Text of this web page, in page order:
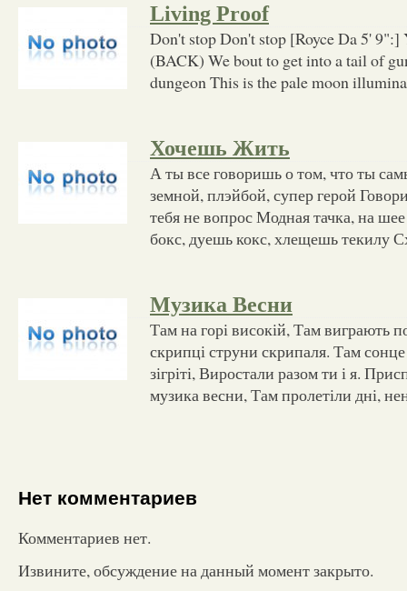
Living Proof
Don't stop Don't stop [Royce Da 5' 9":]
(BACK) We bout to get into a tail of
dungeon This is the pale moon
Хочешь Жить
А ты все говоришь о том, что ты
земной, плэйбой, супер герой
тебя не вопрос Модная тачка, на
бокс, дуешь кокс, хлещешь текилу
Музика Весни
Там на горі високій, Там виграють
скрипці струни скрипаля. Там
зігріті, Виростали разом ти і я.
музика весни, Там пролетіли дні,
Нет комментариев
Комментариев нет.
Извините, обсуждение на данный момент закрыто.